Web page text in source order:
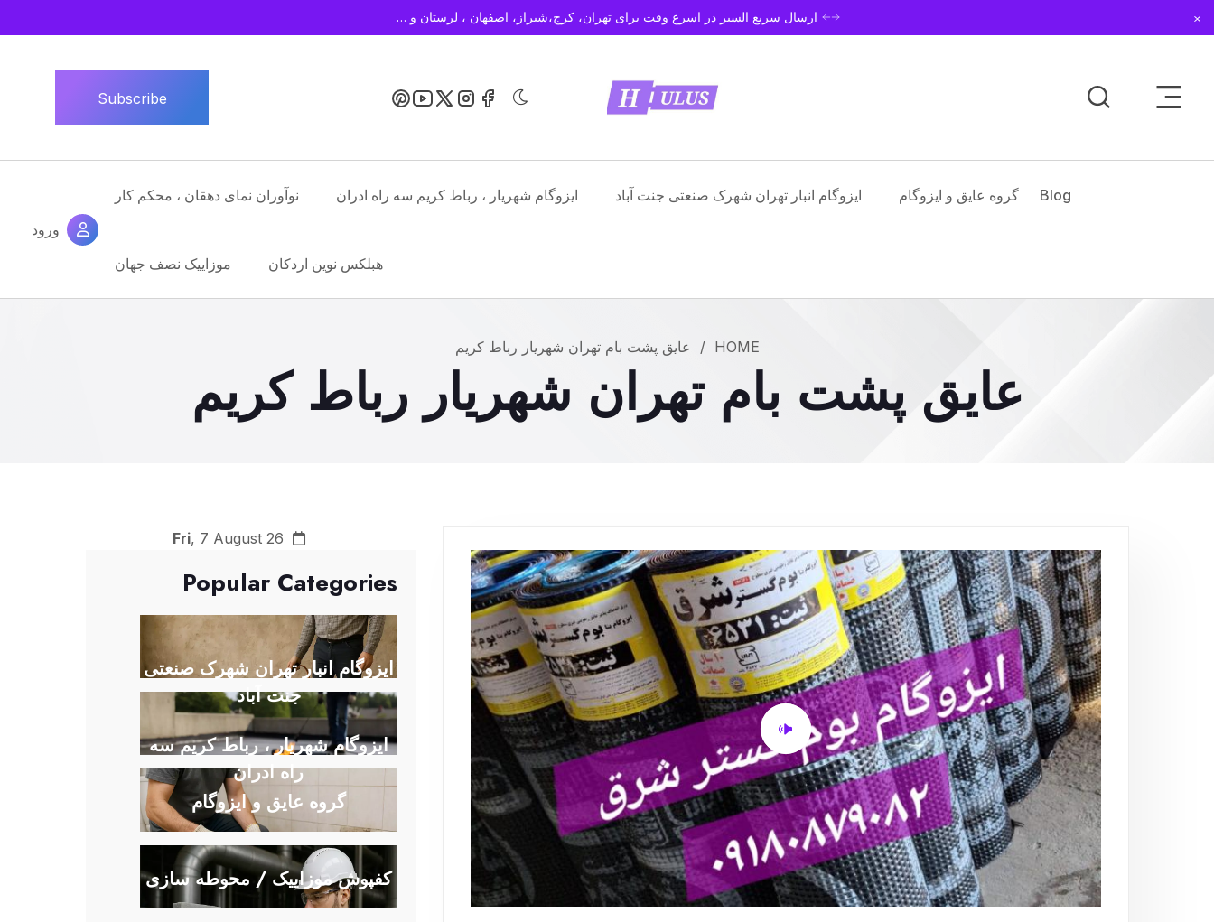
ارسال سریع السیر در اسرع وقت برای تهران، کرج،شیراز، اصفهان ، لرستان و … Dismiss
Toggle Sidebar
Subscribe
Blog گروه عایق و ایزوگام ایزوگام انبار تهران شهرک صنعتی جنت آباد ایزوگام شهریار ، رباط کریم سه راه ادران نوآوران نمای دهقان ، محکم کار
هبلکس نوین اردکان موزاییک نصف جهان
ورود
HOME
/ عایق پشت بام تهران شهریار رباط کریم
عایق پشت بام تهران شهریار رباط کریم
Fri, 7 August 26
Popular Categories
ایزوگام انبار تهران شهرک صنعتی
جنت آباد
ایزوگام شهریار ، رباط کریم سه
راه ادران
گروه عایق و ایزوگام
کفپوش موزاییک / محوطه سازی